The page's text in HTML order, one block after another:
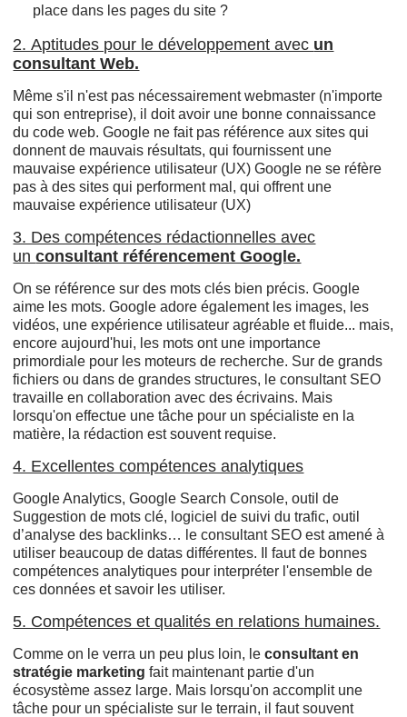
place dans les pages du site ?
2. Aptitudes pour le développement avec un
consultant Web.
Même s'il n'est pas nécessairement webmaster (n'importe
qui son entreprise), il doit avoir une bonne connaissance
du code web. Google ne fait pas référence aux sites qui
donnent de mauvais résultats, qui fournissent une
mauvaise expérience utilisateur (UX) Google ne se réfère
pas à des sites qui performent mal, qui offrent une
mauvaise expérience utilisateur (UX)
3. Des compétences rédactionnelles avec
unconsultant référencement Google.
On se référence sur des mots clés bien précis. Google
aime les mots. Google adore également les images, les
vidéos, une expérience utilisateur agréable et fluide... mais,
encore aujourd'hui, les mots ont une importance
primordiale pour les moteurs de recherche. Sur de grands
fichiers ou dans de grandes structures, le consultant SEO
travaille en collaboration avec des écrivains. Mais
lorsqu'on effectue une tâche pour un spécialiste en la
matière, la rédaction est souvent requise.
4. Excellentes compétences analytiques
Google Analytics, Google Search Console, outil de
Suggestion de mots clé, logiciel de suivi du trafic, outil
d’analyse des backlinks… le consultant SEO est amené à
utiliser beaucoup de datas différentes. Il faut de bonnes
compétences analytiques pour interpréter l'ensemble de
ces données et savoir les utiliser.
5. Compétences et qualités en relations humaines.
Comme on le verra un peu plus loin, le consultant en
stratégie marketingfait maintenant partie d'un
écosystème assez large. Mais lorsqu'on accomplit une
tâche pour un spécialiste sur le terrain, il faut souvent